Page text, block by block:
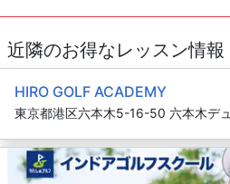
近隣のお得なレッスン情報
HIRO GOLF ACADEMY
東京都港区六本木5-16-50 六本木デ